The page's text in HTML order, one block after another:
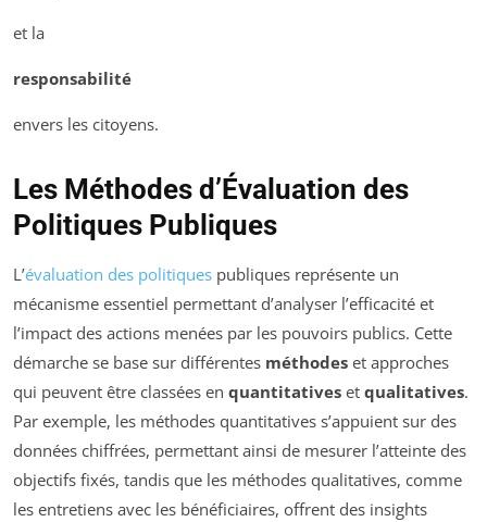
et la
responsabilité
envers les citoyens.
Les Méthodes d’Évaluation des
Politiques Publiques
L’évaluation des politiques publiques représente un
mécanisme essentiel permettant d’analyser l’efficacité et
l’impact des actions menées par les pouvoirs publics. Cette
démarche se base sur différentes méthodes et approches
qui peuvent être classées en quantitatives et qualitatives.
Par exemple, les méthodes quantitatives s’appuient sur des
données chiffrées, permettant ainsi de mesurer l’atteinte des
objectifs fixés, tandis que les méthodes qualitatives, comme
les entretiens avec les bénéficiaires, offrent des insights